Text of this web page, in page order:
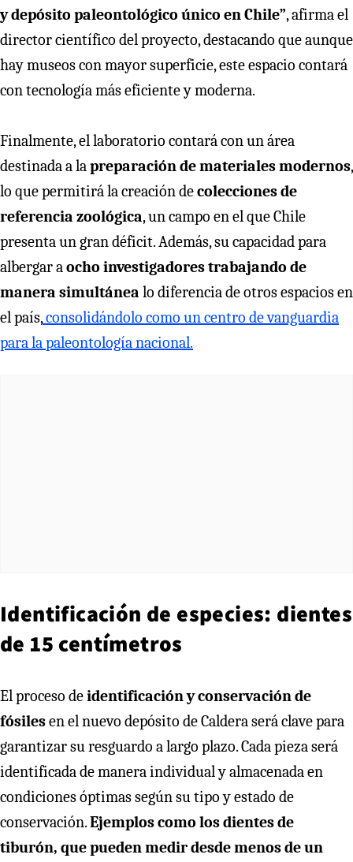
y depósito paleontológico único en Chile”, afirma el
director científico del proyecto, destacando que aunque
hay museos con mayor superficie, este espacio contará
con tecnología más eficiente y moderna.
Finalmente, el laboratorio contará con un área
destinada a lapreparación de materiales modernos,
lo que permitirá la creación decolecciones de
referencia zoológica, un campo en el que Chile
presenta un gran déficit. Además, su capacidad para
albergar aocho investigadores trabajando de
manera simultánea lo diferencia de otros espacios en
el país,consolidándolo como un centro de vanguardia
para la paleontología nacional.
Identificación de especies: dientes
de 15 centímetros
El proceso deidentificación y conservación de
fósilesen el nuevo depósito de Caldera será clave para
garantizar su resguardo a largo plazo. Cada pieza será
identificada de manera individual y almacenada en
condiciones óptimas según su tipo y estado de
conservación.Ejemplos como los dientes de
tiburón, que pueden medir desde menos de un